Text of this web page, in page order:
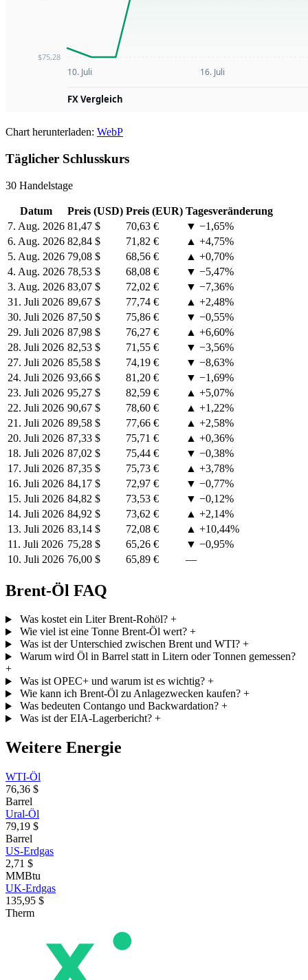
Chart herunterladen: WebP
Täglicher Schlusskurs
30 Handelstage
Datum Preis (USD) Preis (EUR) Tagesveränderung
7. Aug. 2026 81,47 $ 70,63 €
▼ −1,65%
6. Aug. 2026 82,84 $ 71,82 €
▲ +4,75%
5. Aug. 2026 79,08 $ 68,56 €
▲ +0,70%
4. Aug. 2026 78,53 $ 68,08 €
▼ −5,47%
3. Aug. 2026 83,07 $ 72,02 €
▼ −7,36%
31. Juli 2026 89,67 $ 77,74 €
▲ +2,48%
30. Juli 2026 87,50 $ 75,86 €
▼ −0,55%
29. Juli 2026 87,98 $ 76,27 €
▲ +6,60%
28. Juli 2026 82,53 $ 71,55 €
▼ −3,56%
27. Juli 2026 85,58 $ 74,19 €
▼ −8,63%
24. Juli 2026 93,66 $ 81,20 €
▼ −1,69%
23. Juli 2026 95,27 $ 82,59 €
▲ +5,07%
22. Juli 2026 90,67 $ 78,60 €
▲ +1,22%
21. Juli 2026 89,58 $ 77,66 €
▲ +2,58%
20. Juli 2026 87,33 $ 75,71 €
▲ +0,36%
18. Juli 2026 87,02 $ 75,44 €
▼ −0,38%
17. Juli 2026 87,35 $ 75,73 €
▲ +3,78%
16. Juli 2026 84,17 $ 72,97 €
▼ −0,77%
15. Juli 2026 84,82 $ 73,53 €
▼ −0,12%
14. Juli 2026 84,92 $ 73,62 €
▲ +2,14%
13. Juli 2026 83,14 $ 72,08 €
▲ +10,44%
11. Juli 2026 75,28 $ 65,26 €
▼ −0,95%
10. Juli 2026 76,00 $ 65,89 € —
Brent-Öl FAQ
Was kostet ein Liter Brent-Rohöl? +
Wie viel ist eine Tonne Brent-Öl wert? +
Was ist der Unterschied zwischen Brent und WTI? +
Warum wird Öl in Barrel statt in Litern oder Tonnen gemessen?
+
Was ist OPEC+ und warum ist es wichtig? +
Wie kann ich Brent-Öl zu Anlagezwecken kaufen? +
Was bedeuten Contango und Backwardation? +
Was ist der EIA-Lagerbericht? +
Weitere Energie
WTI-Öl
76,36 $
Barrel
Ural-Öl
79,19 $
Barrel
US-Erdgas
2,71 $
MMBtu
UK-Erdgas
135,95 $
Therm